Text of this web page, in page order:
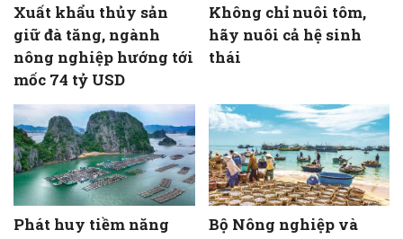
Xuất khẩu thủy sản
giữ đà tăng, ngành
nông nghiệp hướng tới
mốc 74 tỷ USD
Không chỉ nuôi tôm,
hãy nuôi cả hệ sinh
thái
Phát huy tiềm năng
Bộ Nông nghiệp và